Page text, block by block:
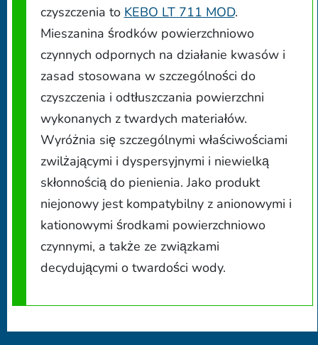
czyszczenia to KEBO LT 711 MOD.
Mieszanina środków powierzchniowo
czynnych odpornych na działanie kwasów i
zasad stosowana w szczególności do
czyszczenia i odtłuszczania powierzchni
wykonanych z twardych materiałów.
Wyróżnia się szczególnymi właściwościami
zwilżającymi i dyspersyjnymi i niewielką
skłonnością do pienienia. Jako produkt
niejonowy jest kompatybilny z anionowymi i
kationowymi środkami powierzchniowo
czynnymi, a także ze związkami
decydującymi o twardości wody.